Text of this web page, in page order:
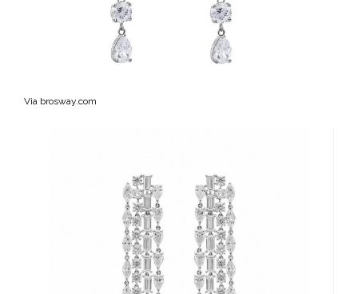
Via brosway.com